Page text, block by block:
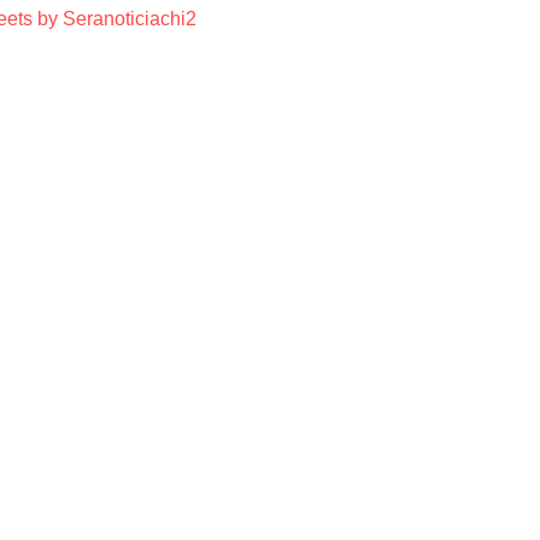
by Seranoticiachi2